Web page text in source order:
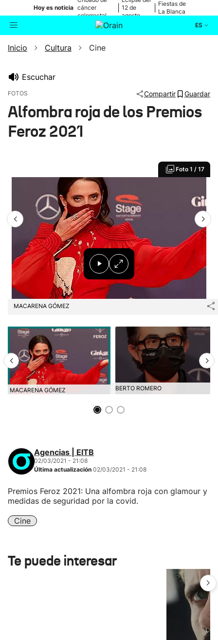
Hoy es noticia cáncer
colorrectal
12 de
agosto
Fiestas de
La Blanca
ES
Buscador Actualidad
Inicio Cultura Cine
Escuchar
FOTOS Compartir Guardar
Alfombra roja de los Premios
Feroz 2021
Foto 1 / 17
MACARENA GÓMEZ
MACARENA GÓMEZ BERTO ROMERO
Agencias | EITB
02/03/2021 - 21:08
Última actualización 02/03/2021 - 21:08
Premios Feroz 2021: Una alfombra roja con glamour y
medidas de seguridad por la covid.
Cine
Te puede interesar